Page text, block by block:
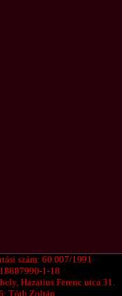
szám: 60.007/1991
1-18
ely, Hazatius Ferenc utca 31.
Tóth Zoltán